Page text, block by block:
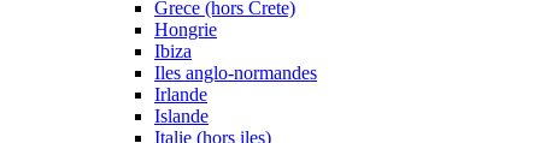
Grece (hors Crete)
Hongrie
Ibiza
Iles anglo-normandes
Irlande
Islande
Italie (hors iles)